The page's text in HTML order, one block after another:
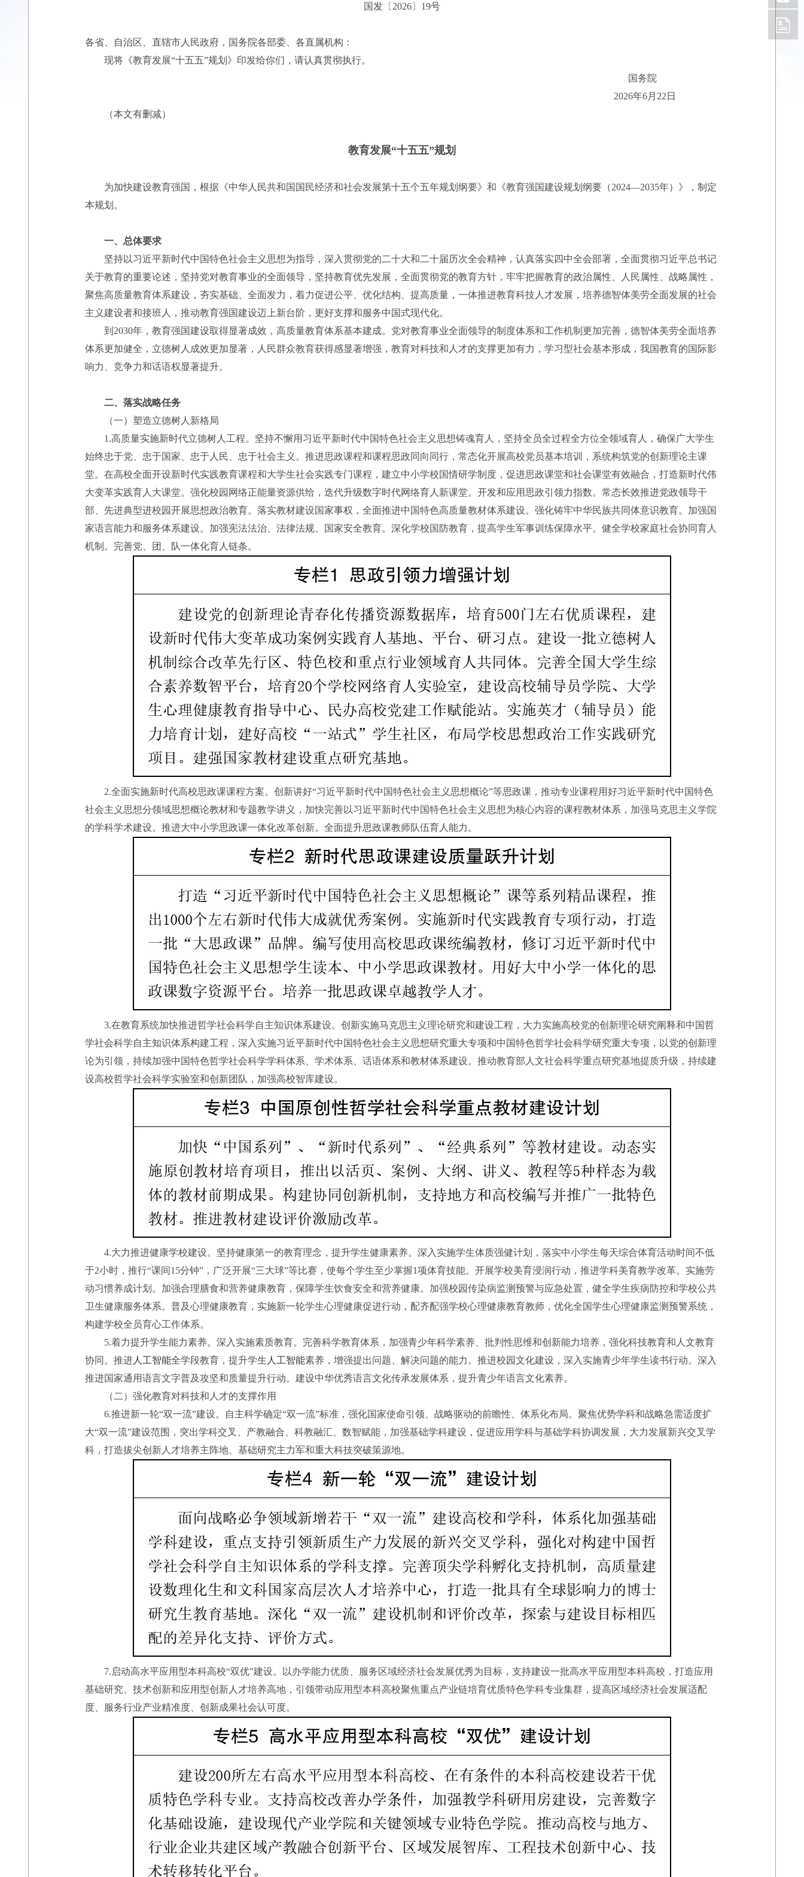
国发〔2026〕19号
各省、自治区、直辖市人民政府，国务院各部委、各直属机构：
现将《教育发展“十五五”规划》印发给你们，请认真贯彻执行。
国务院
2026年6月22日
（本文有删减）
教育发展“十五五”规划
为加快建设教育强国，根据《中华人民共和国国民经济和社会发展第十五个五年规划纲要》和《教育强国建设规划纲要（2024—2035年）》，制定
本规划。
一、总体要求
坚持以习近平新时代中国特色社会主义思想为指导，深入贯彻党的二十大和二十届历次全会精神，认真落实四中全会部署，全面贯彻习近平总书记
关于教育的重要论述，坚持党对教育事业的全面领导，坚持教育优先发展，全面贯彻党的教育方针，牢牢把握教育的政治属性、人民属性、战略属性，
聚焦高质量教育体系建设，夯实基础、全面发力，着力促进公平、优化结构、提高质量，一体推进教育科技人才发展，培养德智体美劳全面发展的社会
主义建设者和接班人，推动教育强国建设迈上新台阶，更好支撑和服务中国式现代化。
到2030年，教育强国建设取得显著成效，高质量教育体系基本建成。党对教育事业全面领导的制度体系和工作机制更加完善，德智体美劳全面培养
体系更加健全，立德树人成效更加显著，人民群众教育获得感显著增强，教育对科技和人才的支撑更加有力，学习型社会基本形成，我国教育的国际影
响力、竞争力和话语权显著提升。
二、落实战略任务
（一）塑造立德树人新格局
1.高质量实施新时代立德树人工程。坚持不懈用习近平新时代中国特色社会主义思想铸魂育人，坚持全员全过程全方位全领域育人，确保广大学生
始终忠于党、忠于国家、忠于人民、忠于社会主义。推进思政课程和课程思政同向同行，常态化开展高校党员基本培训，系统构筑党的创新理论主课
堂。在高校全面开设新时代实践教育课程和大学生社会实践专门课程，建立中小学校国情研学制度，促进思政课堂和社会课堂有效融合，打造新时代伟
大变革实践育人大课堂。强化校园网络正能量资源供给，迭代升级数字时代网络育人新课堂。开发和应用思政引领力指数。常态长效推进党政领导干
部、先进典型进校园开展思想政治教育。落实教材建设国家事权，全面推进中国特色高质量教材体系建设。强化铸牢中华民族共同体意识教育。加强国
家语言能力和服务体系建设。加强宪法法治、法律法规、国家安全教育。深化学校国防教育，提高学生军事训练保障水平。健全学校家庭社会协同育人
机制。完善党、团、队一体化育人链条。
2.全面实施新时代高校思政课课程方案。创新讲好“习近平新时代中国特色社会主义思想概论”等思政课，推动专业课程用好习近平新时代中国特色
社会主义思想分领域思想概论教材和专题教学讲义，加快完善以习近平新时代中国特色社会主义思想为核心内容的课程教材体系，加强马克思主义学院
的学科学术建设。推进大中小学思政课一体化改革创新。全面提升思政课教师队伍育人能力。
3.在教育系统加快推进哲学社会科学自主知识体系建设。创新实施马克思主义理论研究和建设工程，大力实施高校党的创新理论研究阐释和中国哲
学社会科学自主知识体系构建工程，深入实施习近平新时代中国特色社会主义思想研究重大专项和中国特色哲学社会科学研究重大专项，以党的创新理
论为引领，持续加强中国特色哲学社会科学学科体系、学术体系、话语体系和教材体系建设。推动教育部人文社会科学重点研究基地提质升级，持续建
设高校哲学社会科学实验室和创新团队，加强高校智库建设。
4.大力推进健康学校建设。坚持健康第一的教育理念，提升学生健康素养。深入实施学生体质强健计划，落实中小学生每天综合体育活动时间不低
于2小时，推行“课间15分钟”，广泛开展“三大球”等比赛，使每个学生至少掌握1项体育技能。开展学校美育浸润行动，推进学科美育教学改革。实施劳
动习惯养成计划。加强合理膳食和营养健康教育，保障学生饮食安全和营养健康。加强校园传染病监测预警与应急处置，健全学生疾病防控和学校公共
卫生健康服务体系。普及心理健康教育，实施新一轮学生心理健康促进行动，配齐配强学校心理健康教育教师，优化全国学生心理健康监测预警系统，
构建学校全员育心工作体系。
5.着力提升学生能力素养。深入实施素质教育。完善科学教育体系，加强青少年科学素养、批判性思维和创新能力培养，强化科技教育和人文教育
协同。推进 人工智能全学段教育，提升学生 人工智能素养，增强提出问题、解决问题的能力。推进校园文化建设，深入实施青少年学生读书行动。深入
推进国家通用语言文字普及攻坚和质量提升行动。建设中华优秀语言文化传承发展体系，提升青少年语言文化素养。
（二）强化教育对科技和人才的支撑作用
6.推进新一轮“双一流”建设。自主科学确定“双一流”标准，强化国家使命引领、战略驱动的前瞻性、体系化布局。聚焦优势学科和战略急需适度扩
大“双一流”建设范围，突出学科交叉、产教融合、科教融汇、数智赋能，加强基础学科建设，促进应用学科与基础学科协调发展，大力发展新兴交叉学
科，打造拔尖创新人才培养主阵地、基础研究主力军和重大科技突破策源地。
7.启动高水平应用型本科高校“双优”建设。以办学能力优质、服务区域经济社会发展优秀为目标，支持建设一批高水平应用型本科高校，打造应用
基础研究、技术创新和应用型创新人才培养高地，引领带动应用型本科高校聚焦重点产业链培育优质特色学科专业集群，提高区域经济社会发展适配
度、服务行业产业精准度、创新成果社会认可度。